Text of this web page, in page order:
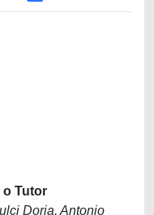
o Tutor
Doria, Antonio